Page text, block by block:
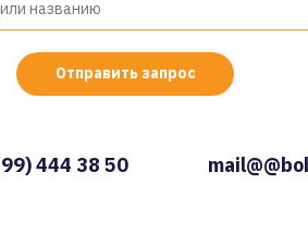
Отправить запрос
444 38 50